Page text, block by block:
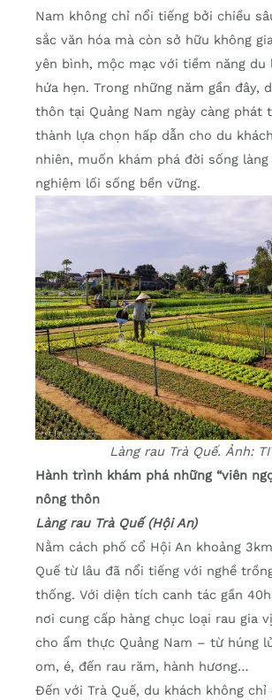
Nam không chỉ nổi tiếng bởi chiều
sắc văn hóa mà còn sở hữu không
yên bình, mộc mạc với tiềm năng du
hứa hẹn. Trong những năm gần đây,
thôn tại Quảng Nam ngày càng phát
thành lựa chọn hấp dẫn cho du
nhiên, muốn khám phá đời sống
nghiệm lối sống bền vững.
Làng rau Trà Quế. Ảnh:
Hành trình khám phá những “viên
nông thôn
Làng rau Trà Quế (Hội An)
Nằm cách phố cổ Hội An khoảng
Quế từ lâu đã nổi tiếng với nghề
thống. Với diện tích canh tác gần
nơi cung cấp hàng chục loại rau gia
cho ẩm thực Quảng Nam – từ húng
om, é, đến rau răm, hành hương…
Đến với Trà Quế, du khách không chỉ